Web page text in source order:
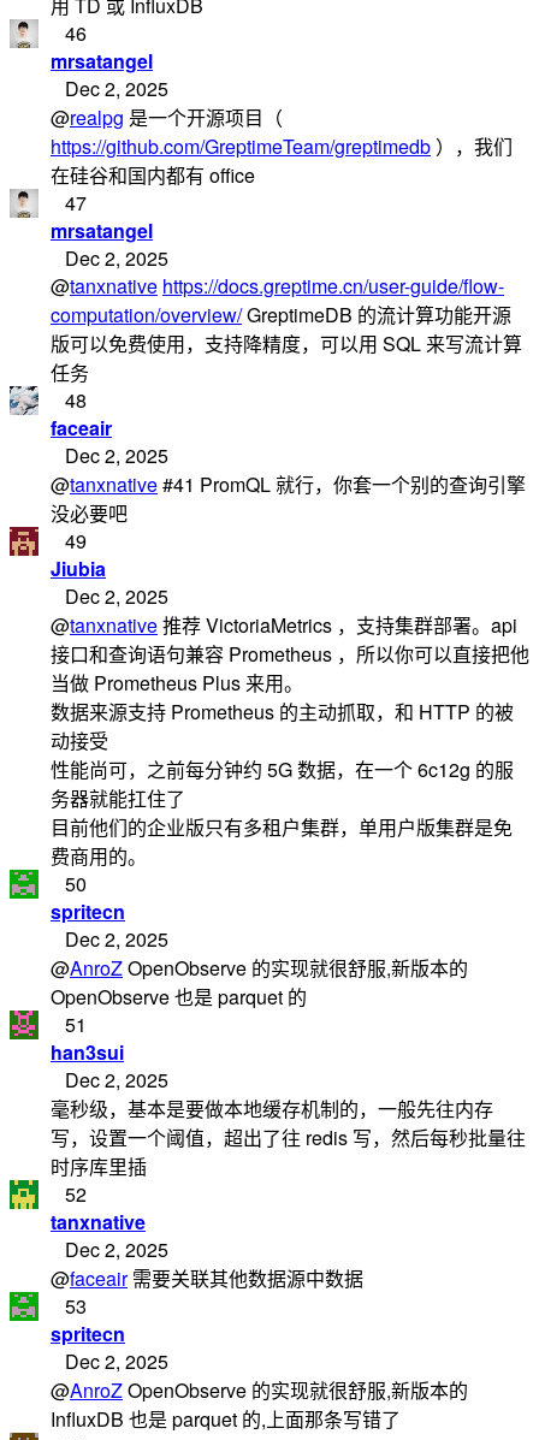
46
mrsatangel
Dec 2, 2025
@realpg 是一个开源项目（
https://github.com/GreptimeTeam/greptimedb ），我们
在硅谷和国内都有 office
47
mrsatangel
Dec 2, 2025
@tanxnative https://docs.greptime.cn/user-guide/flow-
computation/overview/GreptimeDB 的流计算功能开源
版可以免费使用，支持降精度，可以用 SQL 来写流计算
任务
48
faceair
Dec 2, 2025
@tanxnative#41 PromQL 就行，你套一个别的查询引擎
没必要吧
49
Jiubia
Dec 2, 2025
@tanxnative推荐 VictoriaMetrics ，支持集群部署。api
接口和查询语句兼容 Prometheus ，所以你可以直接把他
当做 Prometheus Plus 来用。
数据来源支持 Prometheus 的主动抓取，和 HTTP 的被
动接受
性能尚可，之前每分钟约 5G 数据，在一个 6c12g 的服
务器就能扛住了
目前他们的企业版只有多租户集群，单用户版集群是免
费商用的。
50
spritecn
Dec 2, 2025
@AnroZOpenObserve 的实现就很舒服,新版本的
OpenObserve 也是 parquet 的
51
han3sui
Dec 2, 2025
毫秒级，基本是要做本地缓存机制的，一般先往内存
写，设置一个阈值，超出了往 redis 写，然后每秒批量往
时序库里插
52
tanxnative
Dec 2, 2025
@faceair需要关联其他数据源中数据
53
spritecn
Dec 2, 2025
@AnroZOpenObserve 的实现就很舒服,新版本的
InfluxDB 也是 parquet 的,上面那条写错了